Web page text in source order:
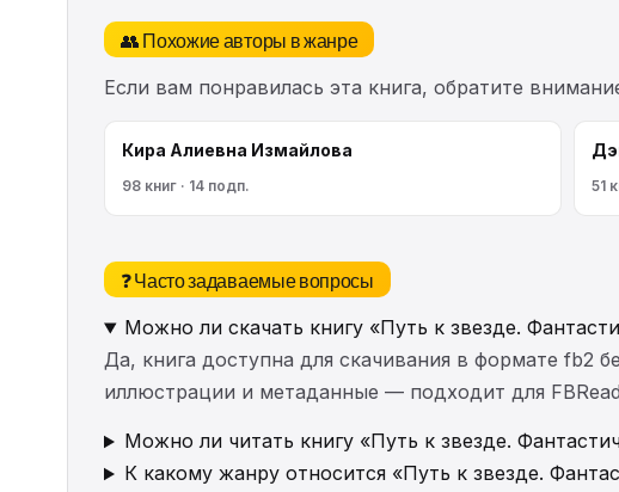
👥 Похожие авторы в жанре
Если вам понравилась эта книга, обратите
Кира Алиевна Измайлова
98 книг · 14 подп. 51
❓ Часто задаваемые вопросы
Можно ли скачать книгу «Путь к звезде.
Да, книга доступна для скачивания в формате fb2
иллюстрации и метаданные — подходит для
Можно ли читать книгу «Путь к звезде.
К какому жанру относится «Путь к звезде.